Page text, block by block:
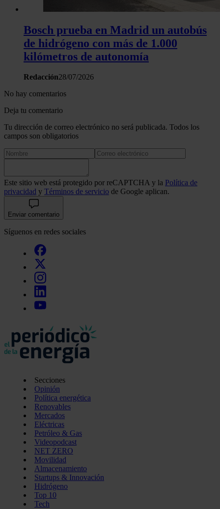
Bosch prueba en Madrid un autobús
de hidrógeno con más de 1.000
kilómetros de autonomía
Redacción28/07/2026
No hay comentarios
Deja tu comentario
Tu dirección de correo electrónico no será publicada. Todos los
campos son obligatorios
Este sitio web está protegido por reCAPTCHA y la Política de
privacidad y Términos de servicio de Google aplican.
Enviar comentario
Síguenos en redes sociales
Secciones
Opinión
Política energética
Renovables
Mercados
Eléctricas
Petróleo & Gas
Videopodcast
NET ZERO
Movilidad
Almacenamiento
Startups & Innovación
Hidrógeno
Top 10
Tech